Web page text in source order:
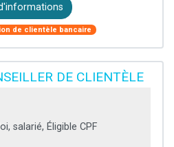
de clientèle bancaire
DE CLIENTÈLE
salarié, Éligible CPF